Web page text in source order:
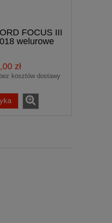
FOCUS III
welurowe
zł
kosztów dostawy